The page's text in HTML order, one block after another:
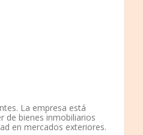
La empresa está
de bienes inmobiliarios
en mercados exteriores.